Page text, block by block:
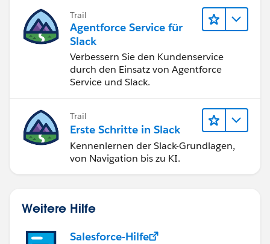
Trail
Agentforce Service für
Slack
Verbessern Sie den Kundenservice
durch den Einsatz von Agentforce
Service und Slack.
Trail
Erste Schritte in Slack
Kennenlernen der Slack-Grundlagen,
von Navigation bis zu KI.
Weitere Hilfe
Salesforce-Hilfe